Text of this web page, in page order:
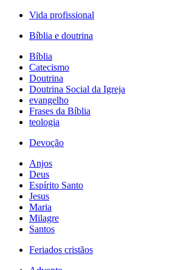
Vida profissional
Bíblia e doutrina
Bíblia
Catecismo
Doutrina
Doutrina Social da Igreja
evangelho
Frases da Bíblia
teologia
Devoção
Anjos
Deus
Espírito Santo
Jesus
Maria
Milagre
Santos
Feriados cristãos